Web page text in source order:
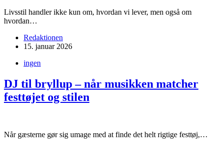
Livsstil handler ikke kun om, hvordan vi lever, men også om
hvordan…
Redaktionen
15. januar 2026
ingen
DJ til bryllup – når musikken matcher
festtøjet og stilen
Når gæsterne gør sig umage med at finde det helt rigtige festtøj,…